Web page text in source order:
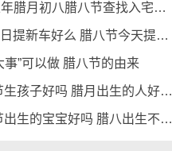
仅是一个传统节日，更
，人们能够感受到传统
们未来的根基和灵魂。
的承诺。通过对腊八节
农历二零二五年腊月初八腊八节查找入宅吉日 2026年1月26日是入宅新居的日子么
2026年1月26日提新车好么 腊八节今天提车行么
事”可以做 腊八节的由来
2024年腊八节生孩子好吗 腊月出生的人好不好
2024年腊八节出生的宝宝好吗 腊八出生不好的说法